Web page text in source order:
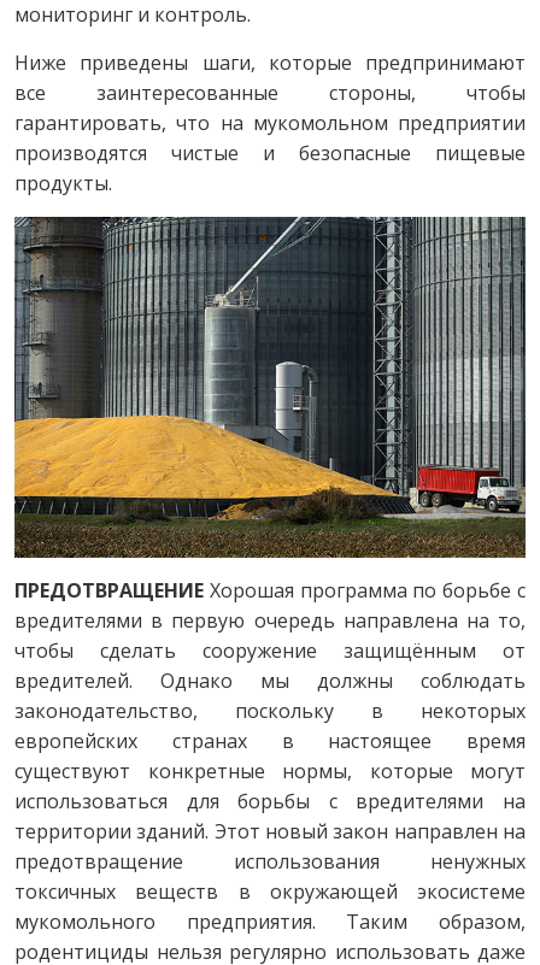
мониторинг и контроль.
Ниже приведены шаги, которые предпринимают
все заинтересованные стороны, чтобы
гарантировать, что на мукомольном предприятии
производятся чистые и безопасные пищевые
продукты.
ПРЕДОТВРАЩЕНИЕ Хорошая программа по борьбе с
вредителями в первую очередь направлена на то,
чтобы сделать сооружение защищённым от
вредителей. Однако мы должны соблюдать
законодательство, поскольку в некоторых
европейских странах в настоящее время
существуют конкретные нормы, которые могут
использоваться для борьбы с вредителями на
территории зданий. Этот новый закон направлен на
предотвращение использования ненужных
токсичных веществ в окружающей экосистеме
мукомольного предприятия. Таким образом,
родентициды нельзя регулярно использовать даже